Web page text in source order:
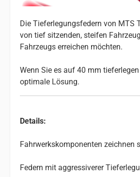
Die Tieferlegungsfedern von MTS
von tief sitzenden, steifen
Fahrzeugs erreichen möchten.
Wenn Sie es auf 40 mm
optimale Lösung.
Details:
Fahrwerkskomponenten
Federn mit aggressiverer